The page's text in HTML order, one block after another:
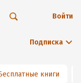
Подписка
Войти
книги